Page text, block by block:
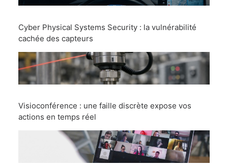
Cyber Physical Systems Security : la vulnérabilité
cachée des capteurs
Visioconférence : une faille discrète expose vos
actions en temps réel